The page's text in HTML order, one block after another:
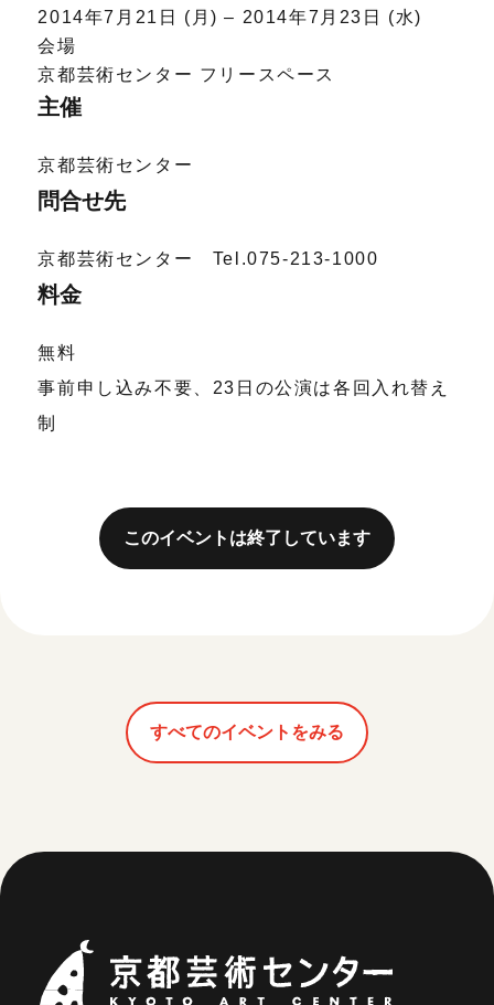
2014年7月21日 (月) – 2014年7月23日 (水)
会場
京都芸術センター フリースペース
主催
京都芸術センター
問合せ先
京都芸術センター Tel.075-213-1000
料金
無料
事前申し込み不要、23日の公演は各回入れ替え
制
このイベントは終了しています
すべてのイベントをみる